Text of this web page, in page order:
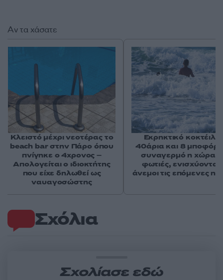
Σχόλια
Σχολίασε εδώ
Αν τα χάσατε
Κλειστό μέχρι νεοτέρας το
beach bar στην Πάρο όπου
πνίγηκε ο 4χρονος –
Απολογείται ο ιδιοκτήτης
που είχε δηλωθεί ως
ναυαγοσώστης
Εκρηκτικό κοκτέιλ
40άρια και 8 μποφόρ
συναγερμό η χώρα
φωτιές, ενισχύονται
άνεμοι τις επόμενες